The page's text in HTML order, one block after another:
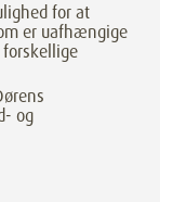
for at
er uafhængige
og